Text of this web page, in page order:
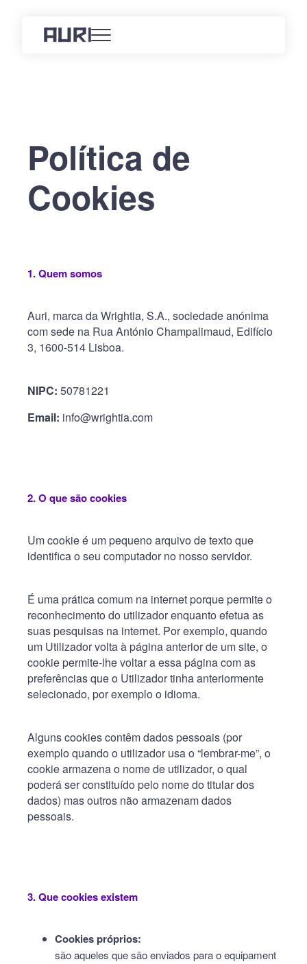
Política de
Cookies
1. Quem somos
Auri, marca da Wrightia, S.A., sociedade anónima
com sede na Rua António Champalimaud, Edifício
3, 1600-514 Lisboa.
NIPC: 50781221
Email: info@wrightia.com
2. O que são cookies
Um cookie é um pequeno arquivo de texto que
identifica o seu computador no nosso servidor.
É uma prática comum na internet porque permite o
reconhecimento do utilizador enquanto efetua as
suas pesquisas na internet. Por exemplo, quando
um Utilizador volta à página anterior de um site, o
cookie permite-lhe voltar a essa página com as
preferências que o Utilizador tinha anteriormente
selecionado, por exemplo o idioma.
Alguns cookies contêm dados pessoais (por
exemplo quando o utilizador usa o “lembrar-me”, o
cookie armazena o nome de utilizador, o qual
poderá ser constituído pelo nome do titular dos
dados) mas outros não armazenam dados
pessoais.
3. Que cookies existem
Cookies próprios:
são aqueles que são enviados para o equipament